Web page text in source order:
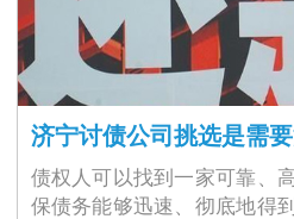
济宁讨债公司挑选是需
债权人可以找到一家可靠、
保债务能够迅速、彻底地得